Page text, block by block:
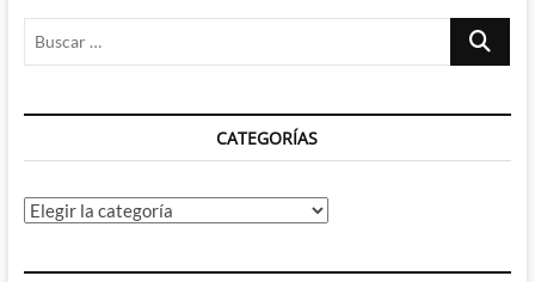
Parte
Buscar
CATEGORÍAS
Categorías